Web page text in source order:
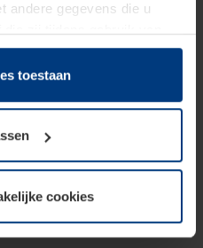
andere gegevens die u
om cookies op uw
is. Voor alle andere
benodigd. Uw
bij de uitleg van de
toestaan
cookies